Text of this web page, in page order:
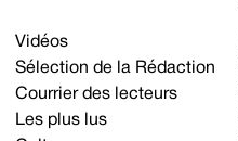
Vidéos
Sélection de la Rédaction
Courrier des lecteurs
Les plus lus